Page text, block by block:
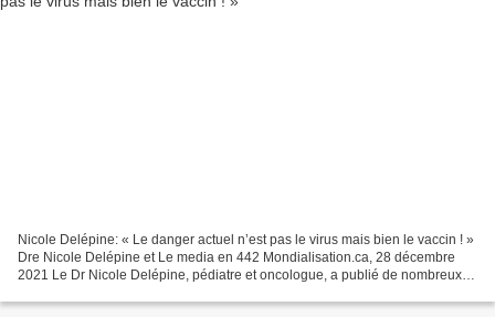
Nicole Delépine: « Le danger actuel n’est pas le virus mais bien le vaccin ! »
Dre Nicole Delépine et Le media en 442 Mondialisation.ca, 28 décembre
2021 Le Dr Nicole Delépine, pédiatre et oncologue, a publié de nombreux